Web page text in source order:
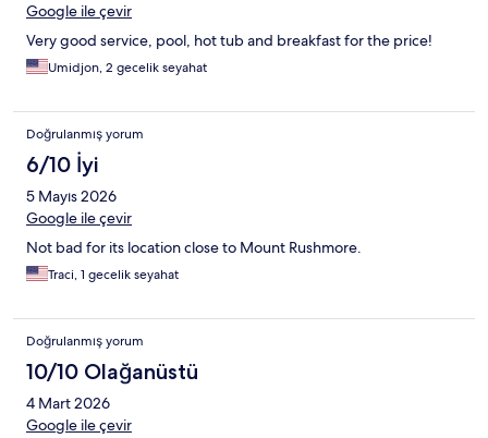
Google ile çevir
Very good service, pool, hot tub and breakfast for the price!
Umidjon, 2 gecelik seyahat
Doğrulanmış yorum
6/10 İyi
5 Mayıs 2026
Google ile çevir
Not bad for its location close to Mount Rushmore.
Traci, 1 gecelik seyahat
Doğrulanmış yorum
10/10 Olağanüstü
4 Mart 2026
Google ile çevir